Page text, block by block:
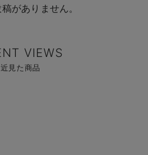
がありません。
VIEWS
見た商品